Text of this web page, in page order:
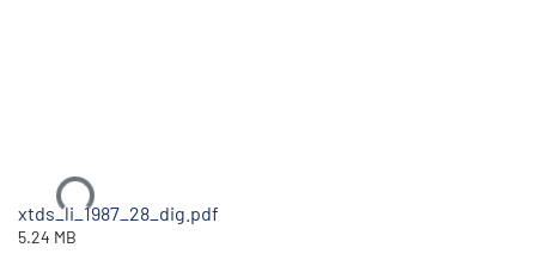
Ladataan...
xtds_li_1987_28_dig.pdf
5.24 MB